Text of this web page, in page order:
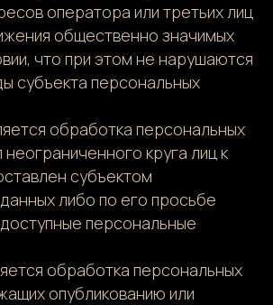
оператора или третьих лиц
общественно значимых
что при этом не нарушаются
субъекта персональных
обработка персональных
круга лиц к
субъектом
либо по его просьбе
персональные
обработка персональных
опубликованию или